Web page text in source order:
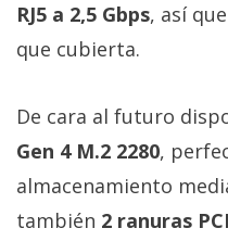
Aviso
Legal
El medio de
digital donde
encontrarás
todas las
noticias sobre
RJ5 a 2,5 Gbps, así
que cubierta.
De cara al futuro
Gen 4 M.2 2280,
almacenamiento
también 2 ranuras